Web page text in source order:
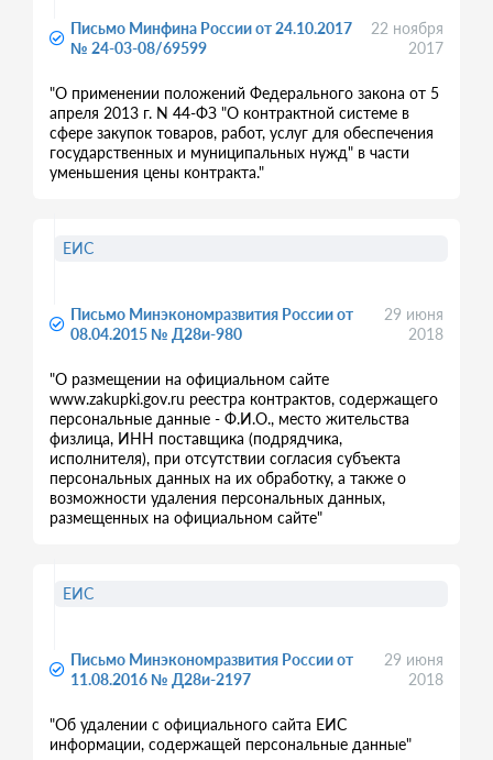
Письмо Минфина России от 24.10.2017
№ 24-03-08/69599
22 ноября
2017
"О применении положений Федерального закона от 5
апреля 2013 г. N 44-ФЗ "О контрактной системе в
сфере закупок товаров, работ, услуг для обеспечения
государственных и муниципальных нужд" в части
уменьшения цены контракта."
Письмо Минэкономразвития России от
08.04.2015 № Д28и-980
29 июня
2018
"О размещении на официальном сайте
www.zakupki.gov.ru реестра контрактов, содержащего
персональные данные - Ф.И.О., место жительства
физлица, ИНН поставщика (подрядчика,
исполнителя), при отсутствии согласия субъекта
персональных данных на их обработку, а также о
возможности удаления персональных данных,
размещенных на официальном сайте"
ЕИС
Письмо Минэкономразвития России от
11.08.2016 № Д28и-2197
29 июня
2018
"Об удалении с официального сайта ЕИС
информации, содержащей персональные данные"
ЕИС